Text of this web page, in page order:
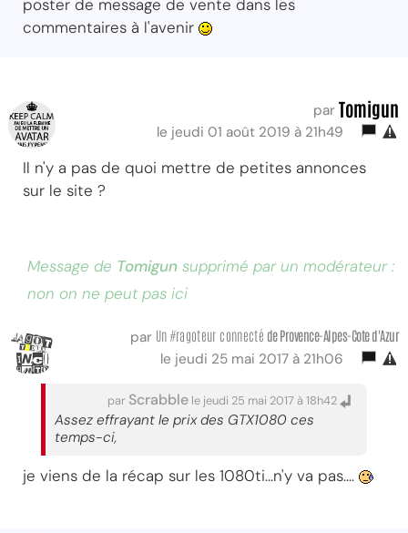
poster de message de vente dans les
commentaires à l'avenir
par Tomigun
le jeudi 01 août 2019 à 21h49
Il n'y a pas de quoi mettre de petites annonces
sur le site ?
Message de Tomigun supprimé par un modérateur :
non on ne peut pas ici
par Un #ragoteur connecté de Provence-Alpes-Cote d'Azur
le jeudi 25 mai 2017 à 21h06
par Scrabble le jeudi 25 mai 2017 à 18h42
Assez effrayant le prix des GTX1080 ces
temps-ci,
je viens de la récap sur les 1080ti...n'y va pas....